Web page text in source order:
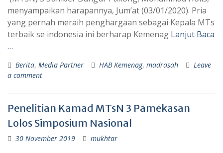
menyampaikan harapannya, Jum’at (03/01/2020). Pria
yang pernah meraih penghargaan sebagai Kepala MTs
terbaik se indonesia ini berharap Kemenag Lanjut Baca
…
Berita, Media Partner HAB Kemenag, madrasah
Leave
a comment
Penelitian Kamad MTsN 3 Pamekasan
Lolos Simposium Nasional
30 November 2019 mukhtar